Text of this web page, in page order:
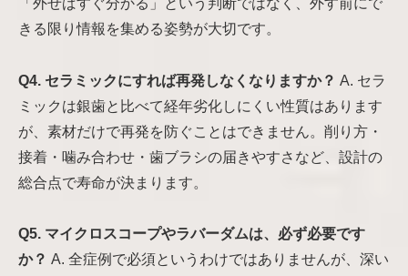
きる限り情報を集める姿勢が大切です。
Q4. セラミックにすれば再発しなくなりますか？ A. セラ
ミックは銀歯と比べて経年劣化しにくい性質はあります
が、素材だけで再発を防ぐことはできません。削り方・
接着・噛み合わせ・歯ブラシの届きやすさなど、設計の
総合点で寿命が決まります。
Q5. マイクロスコープやラバーダムは、必ず必要です
か？ A. 全症例で必須というわけではありませんが、深い